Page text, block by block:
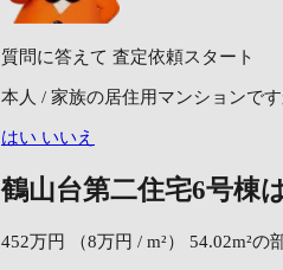
質問に答えて 査定依頼スタート
本人 / 家族の居住用マンションです
はい いいえ
鶴山台第二住宅6号棟
452万円 （8万円 / m²） 54.02m²の